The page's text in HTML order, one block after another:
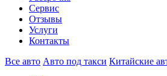
Сервис
Отзывы
Услуги
Контакты
Все авто Авто под такси Китайские